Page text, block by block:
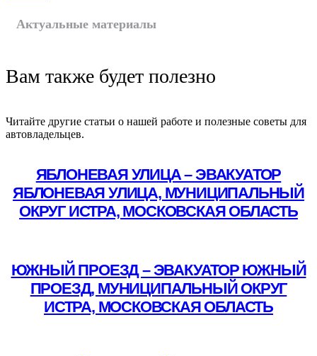
Актуальные материалы
Вам также будет полезно
Читайте другие статьи о нашей работе и полезные советы для
автовладельцев.
ЯБЛОНЕВАЯ УЛИЦА – ЭВАКУАТОР
ЯБЛОНЕВАЯ УЛИЦА, МУНИЦИПАЛЬНЫЙ
ОКРУГ ИСТРА, МОСКОВСКАЯ ОБЛАСТЬ
ЮЖНЫЙ ПРОЕЗД – ЭВАКУАТОР ЮЖНЫЙ
ПРОЕЗД, МУНИЦИПАЛЬНЫЙ ОКРУГ
ИСТРА, МОСКОВСКАЯ ОБЛАСТЬ